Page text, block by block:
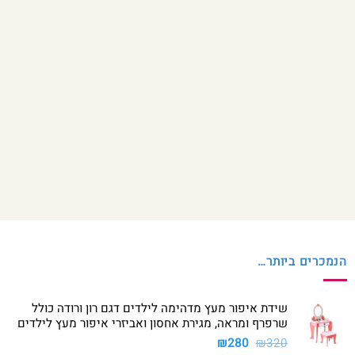
הנמכרים ביותר…
שידת איפור מעץ מדהימה לילדים דגם רון ורודה כולל
שרפרף ומראה, מגירת אחסון ואביזרי איפור מעץ לילדים
₪320
המחיר
₪280 המחיר